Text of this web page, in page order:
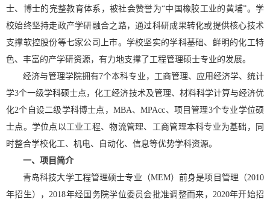
士、博士的完整教育体系，被社会赞誉为“中国橡胶工业的黄埔”。学
校始终坚持走政产学研融合之路，通过科研成果转化或提供核心技术
支撑软控股份等七家公司上市。学校坚实的学科基础、鲜明的化工特
色、丰富的产学研资源，有力地支撑了工程管理硕士专业的发展。
经济与管理学院拥有7个本科专业，工商管理、应用经济学、统计
学3个一级学科硕士点，化工经济技术及管理、材料科学计算与经济优
化2个自设二级学科博士点，MBA、MPAcc、项目管理3个专业学位硕
士点。学位点以工业工程、物流管理、工商管理本科专业为基础，同
时整合学校化工、机电、自动化、信息等优势学科资源。
一、项目简介
青岛科技大学工程管理硕士专业（MEM）前身是项目管理（2010
年招生），2018年经国务院学位委员会批准调整而来，2020年开始招